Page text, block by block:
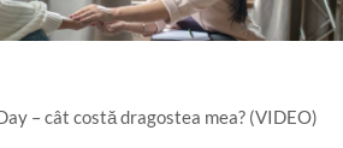
– cât costă dragostea mea? (VIDEO)